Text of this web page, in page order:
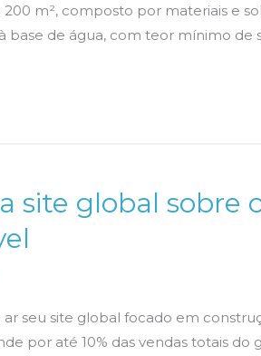
200 m², composto por materiais e
base de água, com teor mínimo de
site global sobre
seu site global focado em
por até 10% das vendas totais